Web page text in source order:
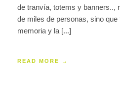
de tranvía, totems y banners..,
de miles de personas, sino
memoria y la [...]
READ MORE →